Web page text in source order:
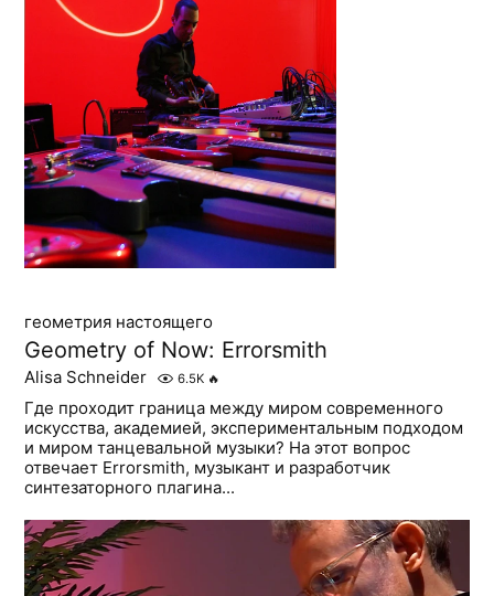
геометрия настоящего
Geometry of Now: Errorsmith
Alisa Schneider 6.5K 🔥
Где проходит граница между миром современного
искусства, академией, экспериментальным подходом
и миром танцевальной музыки? На этот вопрос
отвечает Errorsmith, музыкант и разработчик
синтезаторного плагина...